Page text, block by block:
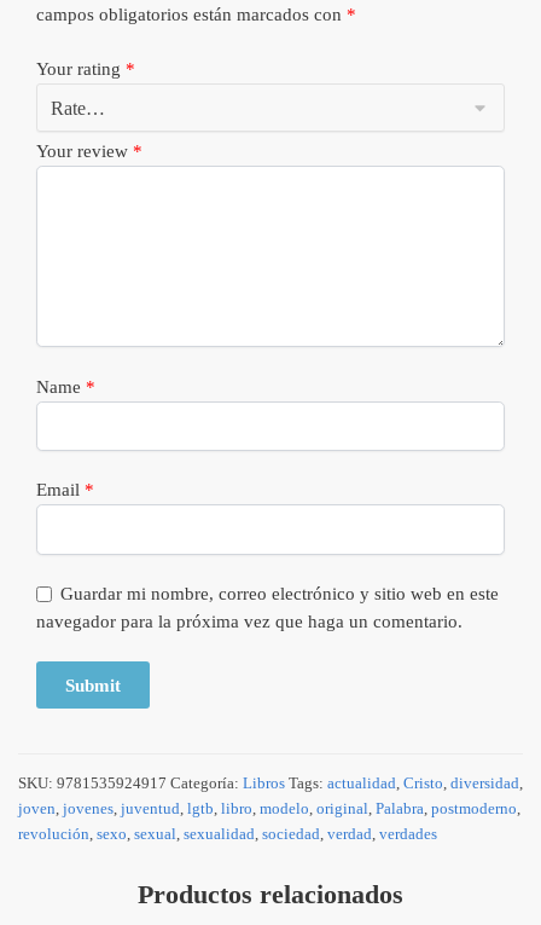
campos obligatorios están marcados con *
Your rating *
Your review *
Name *
Email *
Guardar mi nombre, correo electrónico y sitio web en este
navegador para la próxima vez que haga un comentario.
SKU: 9781535924917 Categoría: Libros Tags: actualidad Cristo diversidad
joven jovenes juventud lgtb libro modelo original Palabra postmoderno
revolución sexo sexual sexualidad sociedad verdad verdades
Productos relacionados